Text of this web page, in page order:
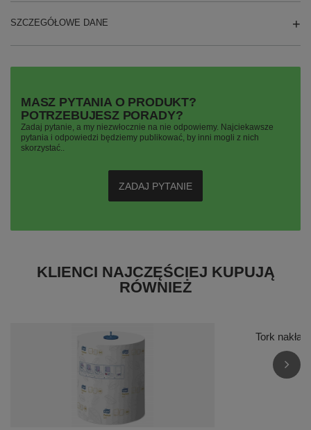
SZCZEGÓŁOWE DANE
MASZ PYTANIA O PRODUKT?
POTRZEBUJESZ PORADY?
Zadaj pytanie, a my niezwłocznie na nie odpowiemy. Najciekawsze
pytania i odpowiedzi będziemy publikować, by inni mogli z nich
skorzystać..
ZADAJ PYTANIE
KLIENCI NAJCZĘŚCIEJ KUPUJĄ
RÓWNIEŻ
Tork